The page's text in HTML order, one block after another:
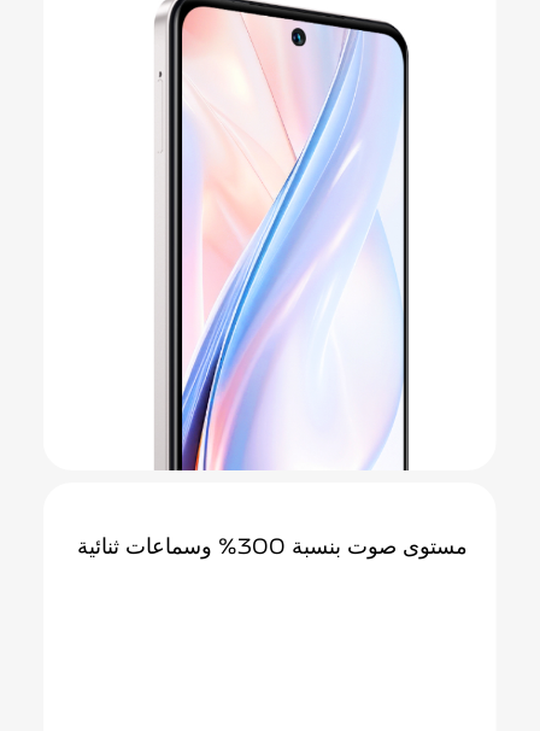
مستوى صوت بنسبة 300% وسماعات ثنائية